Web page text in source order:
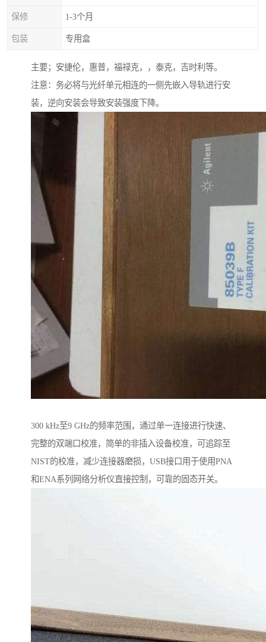
保修 1-3个月
包装 专用盒
主要；安捷伦，惠普，福禄克，，泰克，吉时利等。
注意：务必将与光纤单元相连的一侧先嵌入导轨进行安
装，逆向安装会导致安装强度下降。
300 kHz至9 GHz的频率范围，通过单一连接进行快速、
完整的双端口校准，简单的非插入设备校准，可追踪至
NIST的校准，减少连接器磨损，USB接口用于使用PNA
和ENA系列网络分析仪直接控制，可靠的固态开关。